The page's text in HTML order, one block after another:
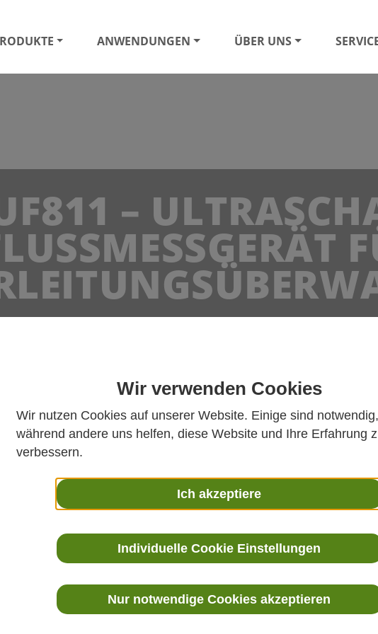
Wir verwenden Cookies
Wir nutzen Cookies auf unserer Website. Einige sind notwendig,
während andere uns helfen, diese Website und Ihre Erfahrung
verbessern.
Ich akzeptiere
Individuelle Cookie Einstellungen
Nur notwendige Cookies akzeptieren
ANWENDUNGEN ÜBER UNS
–
UF811 – Ultraschall-Durchflussmessgerät für präzise
DasUF811 Ultraschall-
um die durchschnittliche
Rohrleitung präzise zu